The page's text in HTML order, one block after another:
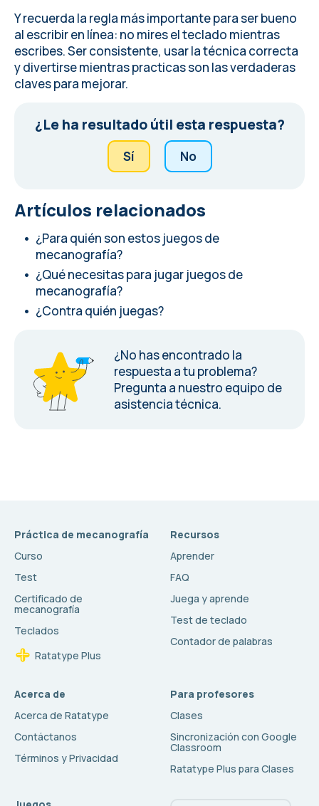
Y recuerda la regla más importante para ser bueno
al escribir en línea: no mires el teclado mientras
escribes. Ser consistente, usar la técnica correcta
y divertirse mientras practicas son las verdaderas
claves para mejorar.
¿Le ha resultado útil esta respuesta?
Sí No
Artículos relacionados
¿Para quién son estos juegos de
mecanografía?
¿Qué necesitas para jugar juegos de
mecanografía?
¿Contra quién juegas?
¿No has encontrado la
respuesta a tu problema?
Pregunta a nuestro equipo de
asistencia técnica.
Práctica de mecanografía
Curso
Test
Certificado de
mecanografía
Teclados
Ratatype Plus
Recursos
Aprender
FAQ
Juega y aprende
Test de teclado
Contador de palabras
Acerca de
Acerca de Ratatype
Contáctanos
Términos y Privacidad
Para profesores
Clases
Sincronización con Google
Classroom
Ratatype Plus para Clases